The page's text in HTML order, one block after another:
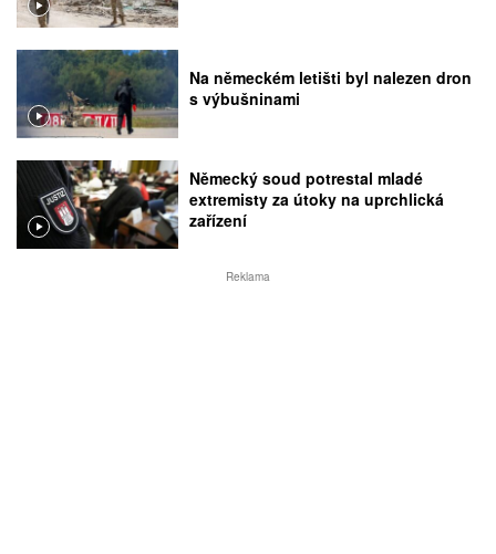
Na německém letišti byl nalezen dron
s výbušninami
Německý soud potrestal mladé
extremisty za útoky na uprchlická
zařízení
Reklama